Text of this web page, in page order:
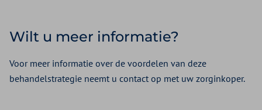
Wilt u meer informatie?
Voor meer informatie over de voordelen van deze
behandelstrategie neemt u contact op met uw zorginkoper.